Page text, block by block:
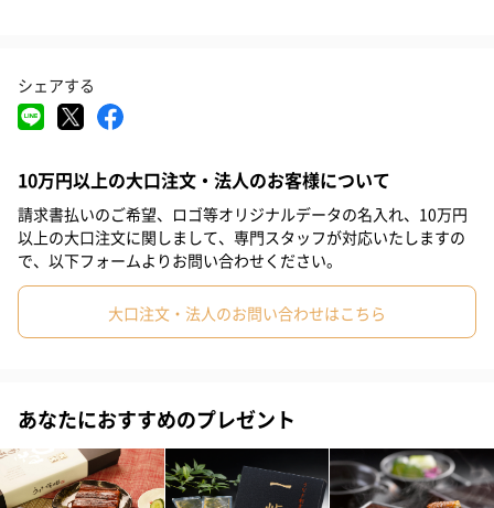
一尾使用し、ひと手間加えた特製の逸品です。鰻本来の味わいを
最大限に引き出すために、外はパリッと、中はふわりとした食感
に仕上げました。常温で解凍するだけで、本格的な鰻押し寿司を
手軽に楽しむ贅沢な時間
化粧箱入りでお届けするこの押し寿司は、すでにカット済みで提
べられる便利さ。忙しい日々の中で、ちょっとした豪華さを手軽
に取り入れることができます。
#息子 #姉
#同僚男性
#祖母 #母親 #父親 #妻 #夫 #女性 #男性
#男友達 #女友達 #彼氏 #10代 #20代前半 #20代後半
#30代 #40代 #50代 #60代 #70代
シェアする
10万円以上の大口注文・法人のお客様について
請求書払いのご希望、ロゴ等オリジナルデータの名入れ、10万円
以上の大口注文に関しまして、専門スタッフが対応いたしますの
で、以下フォームよりお問い合わせください。
大口注文・法人のお問い合わせはこちら
あなたにおすすめのプレゼント